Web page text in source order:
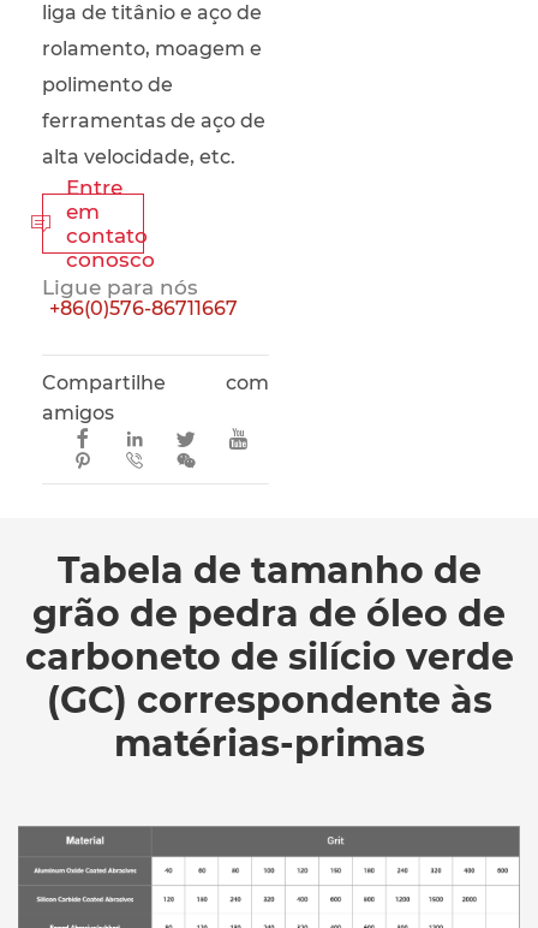
liga de titânio e aço de
rolamento, moagem e
polimento de
ferramentas de aço de
alta velocidade, etc.

Entre
em
contato
conosco
Ligue para nós
+86(0)576-86711667
Compartilhe com
amigos
  


 
Tabela de tamanho de
grão de pedra de óleo de
carboneto de silício verde
(GC) correspondente às
matérias-primas